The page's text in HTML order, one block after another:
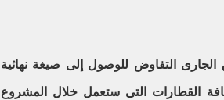
التفاوض للوصول إلى صيغة نهائية
القطارات التى ستعمل خلال المشروع